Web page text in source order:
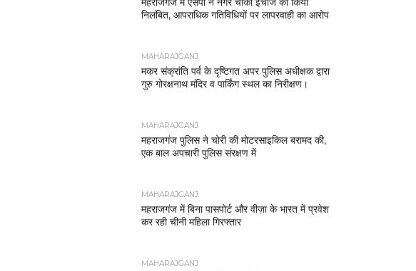
निलंबित, आपराधिक गतिविधियों पर लापरवाही का आरोप
MAHARAJGANJ
मकर संक्रांति पर्व के दृष्टिगत अपर पुलिस अधीक्षक द्वारा
गुरु गोरक्षनाथ मंदिर व पार्किंग स्थल का निरीक्षण।
MAHARAJGANJ
महराजगंज पुलिस ने चोरी की मोटरसाइकिल बरामद की,
एक बाल अपचारी पुलिस संरक्षण में
MAHARAJGANJ
महराजगंज में बिना पासपोर्ट और वीज़ा के भारत में प्रवेश
कर रही चीनी महिला गिरफ्तार
MAHARAJGANJ